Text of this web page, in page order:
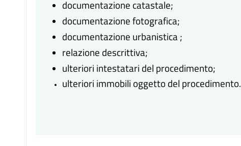
documentazione catastale;
documentazione fotografica;
documentazione urbanistica ;
relazione descrittiva;
ulteriori intestatari del procedimento;
ulteriori immobili oggetto del procedimento.